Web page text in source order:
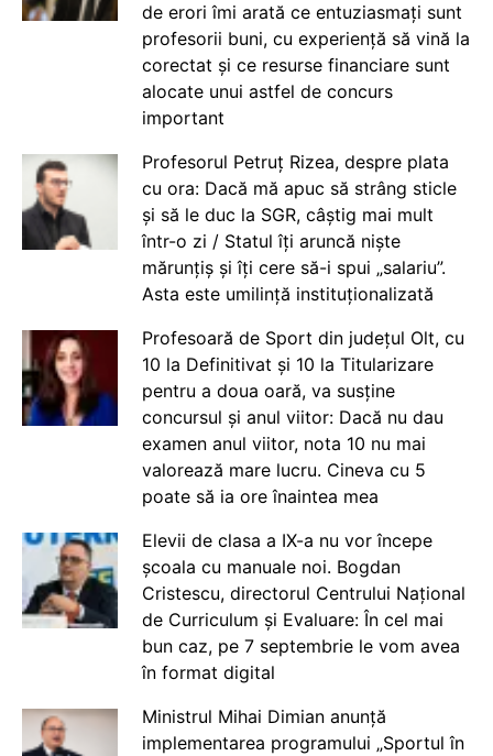
de erori îmi arată ce entuziasmați sunt
profesorii buni, cu experiență să vină la
corectat și ce resurse financiare sunt
alocate unui astfel de concurs
important
Profesorul Petruț Rizea, despre plata
cu ora: Dacă mă apuc să strâng sticle
și să le duc la SGR, câștig mai mult
într-o zi / Statul îți aruncă niște
mărunțiș și îți cere să-i spui „salariu”.
Asta este umilință instituționalizată
Profesoară de Sport din județul Olt, cu
10 la Definitivat și 10 la Titularizare
pentru a doua oară, va susține
concursul și anul viitor: Dacă nu dau
examen anul viitor, nota 10 nu mai
valorează mare lucru. Cineva cu 5
poate să ia ore înaintea mea
Elevii de clasa a IX-a nu vor începe
școala cu manuale noi. Bogdan
Cristescu, directorul Centrului Național
de Curriculum și Evaluare: În cel mai
bun caz, pe 7 septembrie le vom avea
în format digital
Ministrul Mihai Dimian anunță
implementarea programului „Sportul în